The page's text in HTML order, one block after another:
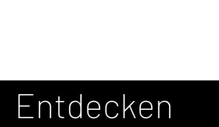
Entdecken